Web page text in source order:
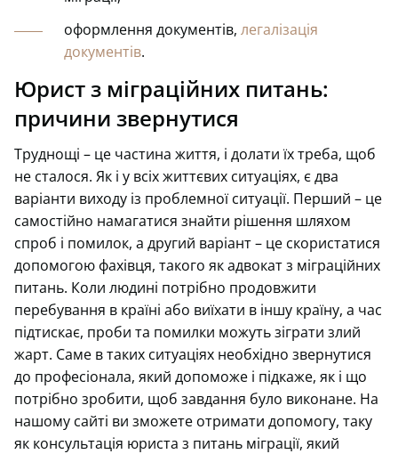
оформлення документів, легалізація
документів.
Юрист з міграційних питань:
причини звернутися
Труднощі – це частина життя, і долати їх треба, щоб
не сталося. Як і у всіх життєвих ситуаціях, є два
варіанти виходу із проблемної ситуації. Перший – це
самостійно намагатися знайти рішення шляхом
спроб і помилок, а другий варіант – це скористатися
допомогою фахівця, такого як адвокат з міграційних
питань. Коли людині потрібно продовжити
перебування в країні або виїхати в іншу країну, а час
підтискає, проби та помилки можуть зіграти злий
жарт. Саме в таких ситуаціях необхідно звернутися
до професіонала, який допоможе і підкаже, як і що
потрібно зробити, щоб завдання було виконане. На
нашому сайті ви зможете отримати допомогу, таку
як консультація юриста з питань міграції, який